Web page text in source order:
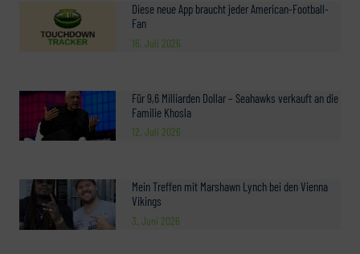
Diese neue App braucht jeder American-Football-
Fan
16. Juli 2026
Für 9,6 Milliarden Dollar – Seahawks verkauft an die
Familie Khosla
12. Juli 2026
Mein Treffen mit Marshawn Lynch bei den Vienna
Vikings
3. Juni 2026